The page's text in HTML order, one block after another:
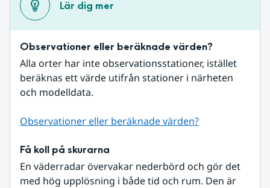
Lär dig mer
Observationer eller beräknade värden?
Alla orter har inte observationsstationer, istället
beräknas ett värde utifrån stationer i närheten
och modelldata.
Observationer eller beräknade värden?
Få koll på skurarna
En väderradar övervakar nederbörd och gör det
med hög upplösning i både tid och rum. Den är